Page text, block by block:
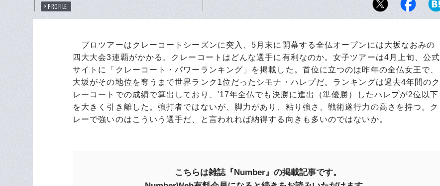
PROFILE
プロツアーはクレーコートシーズンに突入、5月末に開幕する全仏オープンには大坂なおみの
四大大会3連覇がかかる。クレーコートはどんな選手に有利なのか。女子ツアーは4月上旬、公式
サイトに「クレーコート・パワーランキング」を掲載した。首位に立つのは昨年の全仏女王で、
大坂がその地位を奪うまで世界ランク1位だったシモナ・ハレプだ。ランキングは過去4年間のク
レーコートでの成績で算出しており、'17年全仏でも決勝に進出（準優勝）したハレプが2位以下
を大きく引き離した。強打者ではないが、脚力があり、粘り強さ、戦術遂行力の高さを持つ。ク
レーで強いのはこういう選手だ、と言われれば納得する向きも多いのではないか。
こちらは雑誌『Number』の掲載記事です。